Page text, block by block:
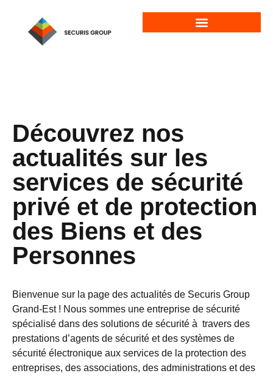
Découvrez nos
actualités sur les
services de sécurité
privé et de protection
des Biens et des
Personnes
Bienvenue sur la page des actualités de Securis Group
Grand-Est ! Nous sommes une entreprise de sécurité
spécialisé dans des solutions de sécurité à travers des
prestations d’agents de sécurité et des systèmes de
sécurité électronique aux services de la protection des
entreprises, des associations, des administrations et des